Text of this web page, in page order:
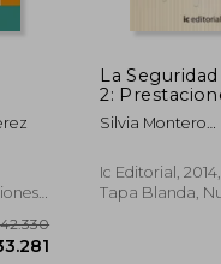
La Seguridad
2:
Seguridad
Silvia Montero
Carmona Ruiz
Ic Editorial, 2014,
Tapa Blanda,